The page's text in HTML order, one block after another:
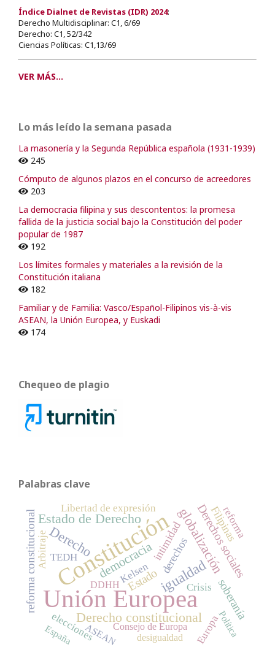
Índice Dialnet de Revistas (IDR) 2024:
Derecho Multidisciplinar: C1, 6/69
Derecho: C1, 52/342
Ciencias Políticas: C1,13/69
VER MÁS...
Lo más leído la semana pasada
La masonería y la Segunda República española (1931-1939)
245
Cómputo de algunos plazos en el concurso de acreedores
203
La democracia filipina y sus descontentos: la promesa
fallida de la justicia social bajo la Constitución del poder
popular de 1987
192
Los límites formales y materiales a la revisión de la
Constitución italiana
182
Familiar y de Familia: Vasco/Español-Filipinos vis-à-vis
ASEAN, la Unión Europea, y Euskadi
174
Chequeo de plagio
Palabras clave
Unión Europea
Constituciónigualdad
Estado de Derecho globalización
Derecho constitucional
Derechodemocracia Derechos sociales
Estado
reforma constitucional soberanía
intimidad Filipinas
derechos
Crisis
reforma
Libertad de expresión
TEDH
elecciones Europa
Arbitraje
Kelsen
Política
Consejo de Europa
desigualdad
ASEAN
España
DDHH